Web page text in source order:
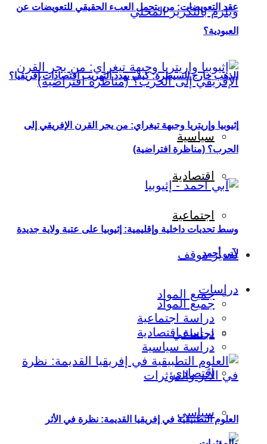
الذهب خارج السيطرة: كيف يهدد التهريب اقتصادات إفريقيا؟
سياسية
اقتصادية
اجتماعية
تقدير موقف
جميع المواد
اجتماعي
اقتصادي
سياسي
عقد التعويضات: من يتحمل العبء الحقيقي للتعويضات عن
العبودية؟
إثيوبيا وإريتريا وجبهة تيغراي: من يجر القرن الإفريقي إلى
الحرب؟ (مناظرة افتراضية)
وسط تحديات داخلية وإقليمية: إثيوبيا على عتبة ولاية جديدة
لآبي أحمد
دراسات
جميع المواد
دراسة اجتماعية
دراسة اقتصادية
دراسة سياسية
العلوم التطبيقية في إفريقيا القديمة: نظرة في الأثر